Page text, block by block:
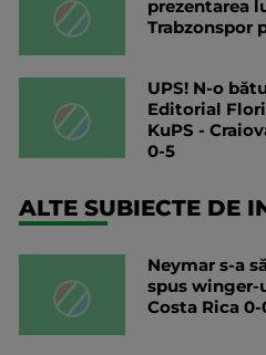
prezentarea
Trabzonspor
UPS! N-o
Editorial
KuPS -
0-5
ALTE SUBIECTE DE
Neymar s-a
spus winger-
Costa Rica 0-